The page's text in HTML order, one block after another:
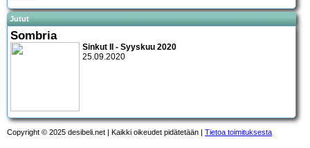
Jutut
Sombria
Sinkut II - Syyskuu 2020
25.09.2020
Copyright © 2025 desibeli.net | Kaikki oikeudet pidätetään | Tietoa toimituksesta